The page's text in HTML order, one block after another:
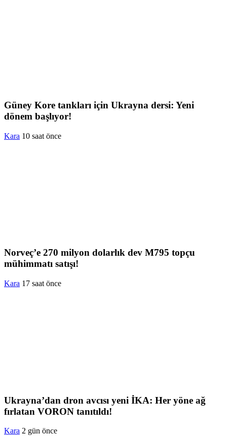
Güney Kore tankları için Ukrayna dersi: Yeni
dönem başlıyor!
Kara 10 saat önce
Norveç’e 270 milyon dolarlık dev M795 topçu
mühimmatı satışı!
Kara 17 saat önce
Ukrayna’dan dron avcısı yeni İKA: Her yöne ağ
fırlatan VORON tanıtıldı!
Kara 2 gün önce